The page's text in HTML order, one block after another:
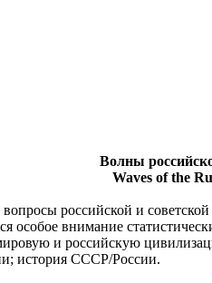
Волны
Waves of the
вопросы российской и
особое внимание
и российскую
история СССР/России.